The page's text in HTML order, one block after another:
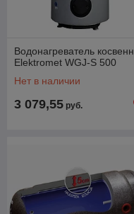
Водонагреватель
Elektromet WGJ-S 500
Нет в наличии
3 079,55 руб.